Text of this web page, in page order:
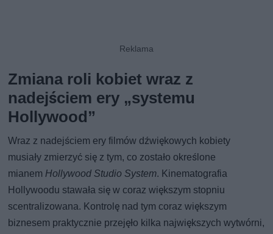
Zmiana roli kobiet wraz z
nadejściem ery „systemu
Hollywood”
Wraz z nadejściem ery filmów dźwiękowych kobiety
musiały zmierzyć się z tym, co zostało określone
mianemHollywood Studio System. Kinematografia
Hollywoodu stawała się w coraz większym stopniu
scentralizowana. Kontrolę nad tym coraz większym
biznesem praktycznie przejęło kilka największych wytwórni,